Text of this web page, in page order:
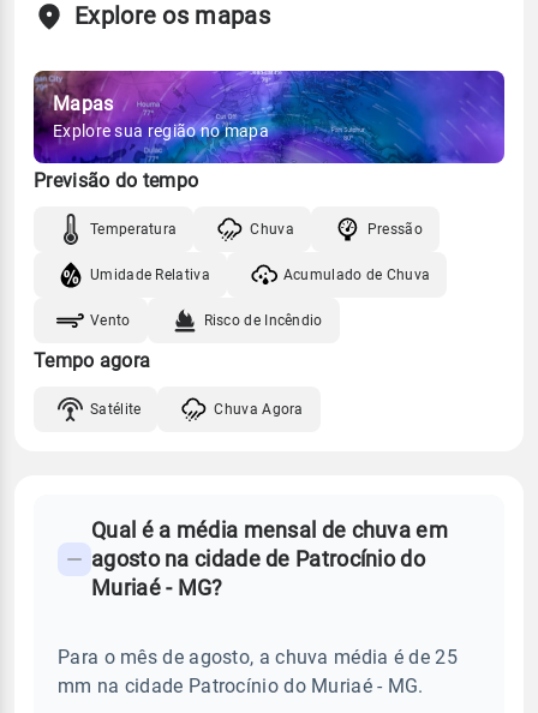
Explore os mapas
Mapas
Explore sua região no mapa
Previsão do tempo
Temperatura Chuva Pressão
Umidade Relativa Acumulado de Chuva
Vento Risco de Incêndio
Tempo agora
Satélite Chuva Agora
Perguntas
frequentes
chuva
Qual é a média mensal de chuva em
agosto na cidade de Patrocínio do
Muriaé - MG?
Para o mês de agosto, a chuva média é de 25
mm na cidade Patrocínio do Muriaé - MG.